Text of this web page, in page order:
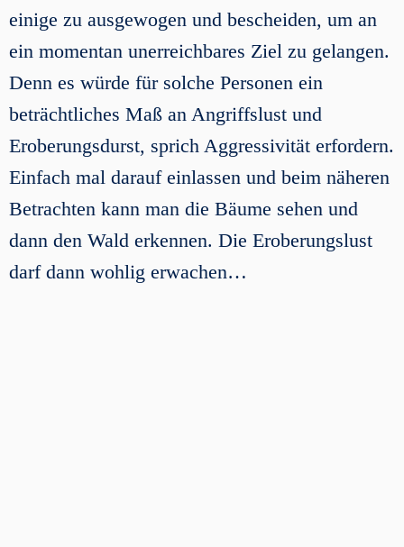
einige zu ausgewogen und bescheiden, um an
ein momentan unerreichbares Ziel zu gelangen.
Denn es würde für solche Personen ein
beträchtliches Maß an Angriffslust und
Eroberungsdurst, sprich Aggressivität erfordern.
Einfach mal darauf einlassen und beim näheren
Betrachten kann man die Bäume sehen und
dann den Wald erkennen. Die Eroberungslust
darf dann wohlig erwachen…